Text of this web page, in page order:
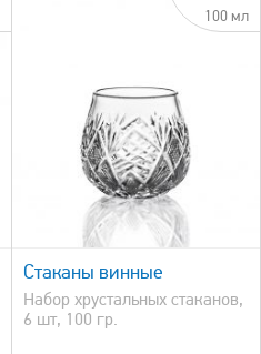
100 мл
Стаканы винные
Набор хрустальных стаканов,
6 шт, 100 гр.